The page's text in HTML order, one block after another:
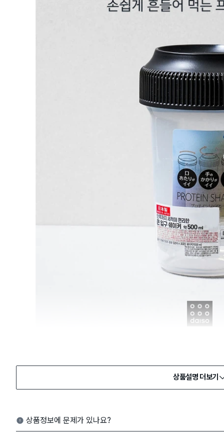
상품설명 더보기
상품정보에 문제가 있나요?